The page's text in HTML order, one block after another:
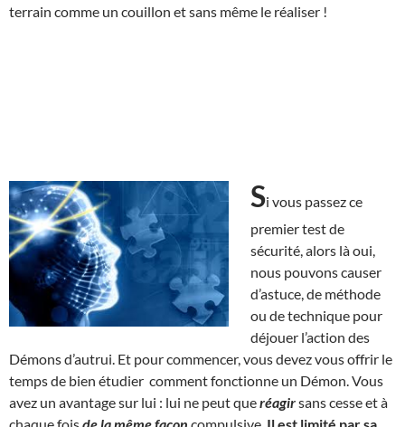
terrain comme un couillon et sans même le réaliser !
Si vous passez ce
premier test de
sécurité, alors là oui,
nous pouvons causer
d’astuce, de méthode
ou de technique pour
déjouer l’action des
Démons d’autrui. Et pour commencer, vous devez vous offrir le
temps de bien étudier comment fonctionne un Démon. Vous
avez un avantage sur lui : lui ne peut queréagirsans cesse et à
chaque foisde la même façon compulsive. Il est limité par sa